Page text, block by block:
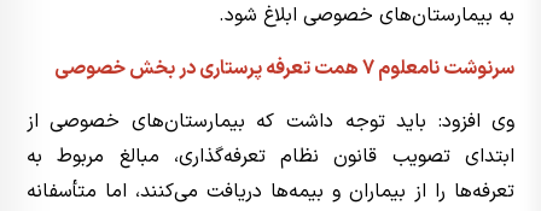
به بیمارستان‌های خصوصی ابلاغ شود.
سرنوشت نامعلوم 7 همت تعرفه پرستاری در بخش خصوصی
وی افزود: باید توجه داشت که بیمارستان‌های خصوصی از
ابتدای تصویب قانون نظام تعرفه‌گذاری، مبالغ مربوط به
تعرفه‌ها را از بیماران و بیمه‌ها دریافت می‌کنند، اما متأسفانه